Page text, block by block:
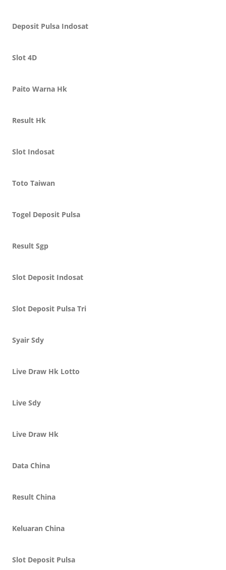
Deposit Pulsa Indosat
Slot 4D
Paito Warna Hk
Result Hk
Slot Indosat
Toto Taiwan
Togel Deposit Pulsa
Result Sgp
Slot Deposit Indosat
Slot Deposit Pulsa Tri
Syair Sdy
Live Draw Hk Lotto
Live Sdy
Live Draw Hk
Data China
Result China
Keluaran China
Slot Deposit Pulsa